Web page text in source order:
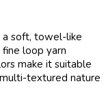
a soft, towel-like
loop yarn
make it suitable
textured nature